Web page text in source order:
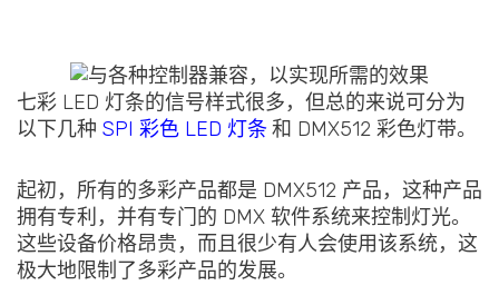
七彩 LED 灯条的信号样式很多，但总的来说可分为
以下几种 SPI 彩色 LED 灯条和 DMX512 彩色灯带。
起初，所有的多彩产品都是 DMX512 产品，这种产品
拥有专利，并有专门的 DMX 软件系统来控制灯光。
这些设备价格昂贵，而且很少有人会使用该系统，这
极大地限制了多彩产品的发展。